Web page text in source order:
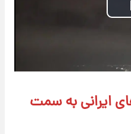
ایرانی به سمت